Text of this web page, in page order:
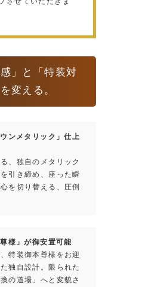
」と「特装対
変える。
ンメタリック」仕上
、独自のメタリック
引き締め、座った瞬
を切り替える、圧倒
様」が御安置可能
特装御本尊様をお迎
独自設計。限られた
の道場」へと変貌さ